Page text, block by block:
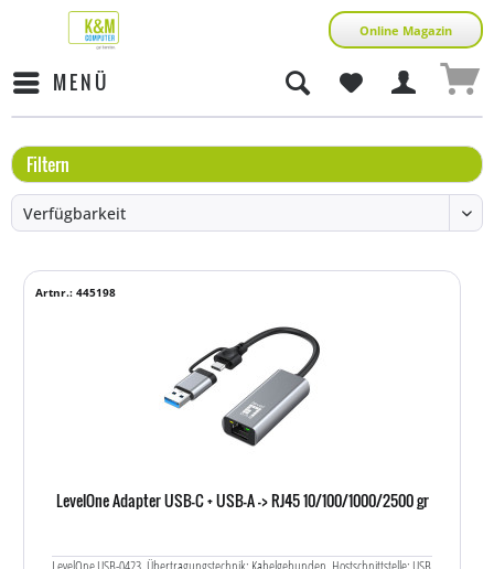
Online Magazin
MENÜ
Filtern
LevelOne Adapter USB-C + USB-A -> RJ45 10/100/1000/2500 gr
Artnr.: 445198